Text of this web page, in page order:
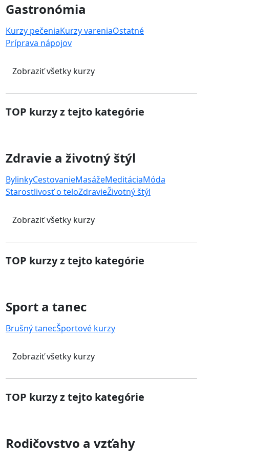
Gastronómia
Kurzy pečeniaKurzy vareniaOstatné
Príprava nápojov
Zobraziť všetky kurzy
TOP kurzy z tejto kategórie
Zdravie a životný štýl
BylinkyCestovanieMasážeMeditáciaMóda
Starostlivosť o teloZdravieŽivotný štýl
Zobraziť všetky kurzy
TOP kurzy z tejto kategórie
Sport a tanec
Brušný tanecŠportové kurzy
Zobraziť všetky kurzy
TOP kurzy z tejto kategórie
Rodičovstvo a vzťahy